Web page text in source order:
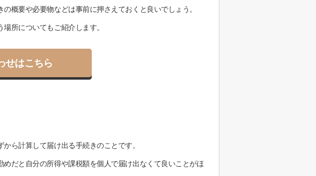
概要や必要物などは事前に押さえておくと良いでしょう。
所についてもご紹介します。
せはこちら
ら計算して届け出る手続きのことです。
だと自分の所得や課税額を個人で届け出なくて良いことがほ